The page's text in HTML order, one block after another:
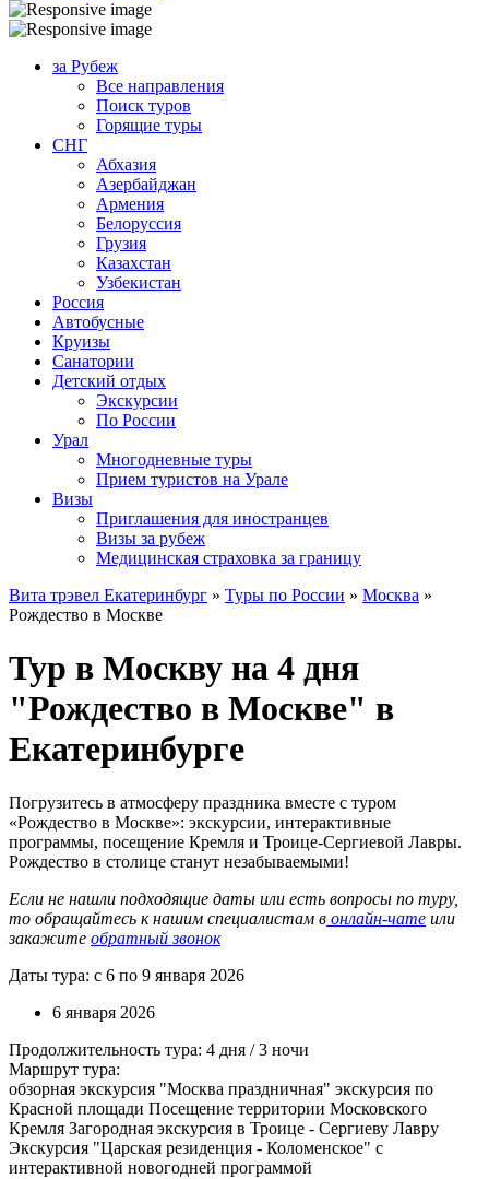
за Рубеж
Все направления
Поиск туров
Горящие туры
СНГ
Абхазия
Азербайджан
Армения
Белоруссия
Грузия
Казахстан
Узбекистан
Россия
Автобусные
Круизы
Санатории
Детский отдых
Экскурсии
По России
Урал
Многодневные туры
Прием туристов на Урале
Визы
Приглашения для иностранцев
Визы за рубеж
Медицинская страховка за границу
Вита трэвел Екатеринбург » Туры по России » Москва »
Рождество в Москве
Тур в Москву на 4 дня
"Рождество в Москве" в
Екатеринбурге
Погрузитесь в атмосферу праздника вместе с туром
«Рождество в Москве»: экскурсии, интерактивные
программы, посещение Кремля и Троице-Сергиевой Лавры.
Рождество в столице станут незабываемыми!
Если не нашли подходящие даты или есть вопросы по туру,
то обращайтесь к нашим специалистам в онлайн-чате или
закажите обратный звонок
Даты тура: с 6 по 9 января 2026
6 января 2026
Продолжительность тура: 4 дня / 3 ночи
Маршрут тура:
обзорная экскурсия "Москва праздничная" экскурсия по
Красной площади Посещение территории Московского
Кремля Загородная экскурсия в Троице - Сергиеву Лавру
Экскурсия "Царская резиденция - Коломенское" с
интерактивной новогодней программой